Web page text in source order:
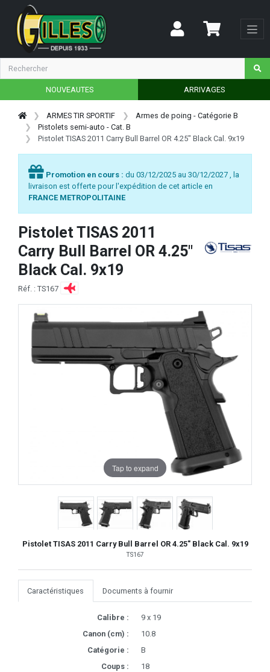
NOUVEAUTES ARRIVAGES
ARMES TIR SPORTIF
Armes de poing - Catégorie B
Pistolets semi-auto - Cat. B
Pistolet TISAS 2011 Carry Bull Barrel OR 4.25" Black Cal. 9x19
Promotion en cours : du 03/12/2025 au 30/12/2027 , la
livraison est offerte pour l'expédition de cet article en
FRANCE METROPOLITAINE
Pistolet TISAS 2011
Carry Bull Barrel OR 4.25"
Black Cal. 9x19
Réf. : TS167
Tap to expand
Pistolet TISAS 2011 Carry Bull Barrel OR 4.25" Black Cal. 9x19
TS167
Caractéristiques Documents à fournir
Calibre :
9 x 19
Canon (cm) :
10.8
Catégorie :
B
Coups :
18